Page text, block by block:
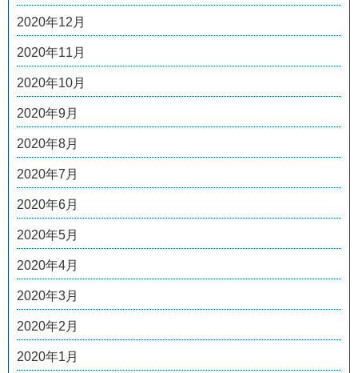
2020年12月
2020年11月
2020年10月
2020年9月
2020年8月
2020年7月
2020年6月
2020年5月
2020年4月
2020年3月
2020年2月
2020年1月